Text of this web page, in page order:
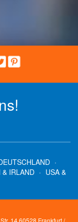
·
& IRLAND · USA &